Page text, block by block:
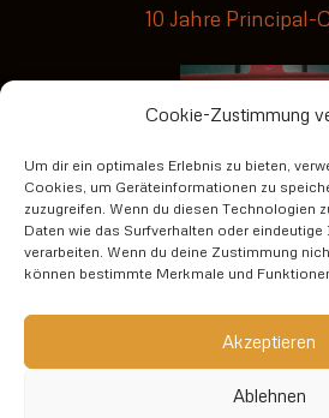
Cookie-Zustimmung
Um dir ein optimales Erlebnis zu bieten,
Cookies, um Geräteinformationen zu
zuzugreifen. Wenn du diesen Technologien
Daten wie das Surfverhalten oder
verarbeiten. Wenn du deine Zustimmung
können bestimmte Merkmale und
Akzeptieren
Ablehnen
10 Jahre Principal-
No risk no
Impressum